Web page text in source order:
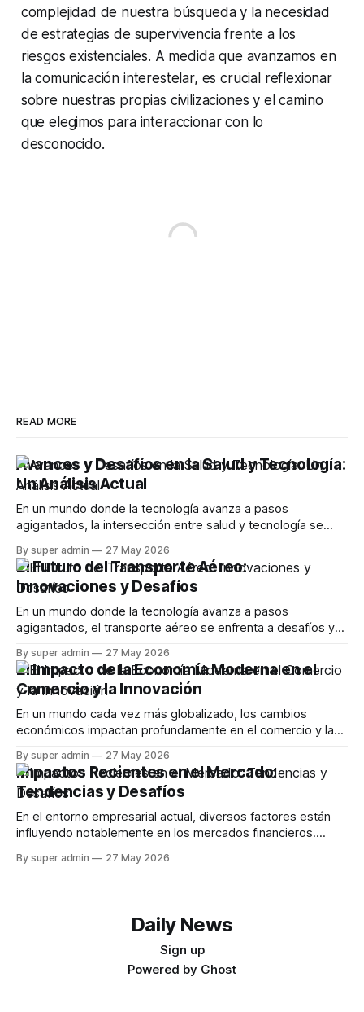
complejidad de nuestra búsqueda y la necesidad
de estrategias de supervivencia frente a los
riesgos existenciales. A medida que avanzamos en
la comunicación interestelar, es crucial reflexionar
sobre nuestras propias civilizaciones y el camino
que elegimos para interaccionar con lo
desconocido.
READ MORE
Avances y Desafíos en la Salud y Tecnología:
Un Análisis Actual
En un mundo donde la tecnología avanza a pasos
agigantados, la intersección entre salud y tecnología se
desarrollos recientes en aplicaciones de salud, desafíos
que enfrentan los usuarios y las controversias que emergen
By super admin 27 May 2026
El Futuro del Transporte Aéreo:
Innovaciones y Desafíos
En un mundo donde la tecnología avanza a pasos
agigantados, el transporte aéreo se enfrenta a desafíos y
innovaciones más recientes en la industria de la aviación,
incluyendo avances en Wi-Fi, sostenibilidad y las
implicaciones de la IA en el futuro de los
By super admin 27 May 2026
El Impacto de la Economía Moderna en el
Comercio y la Innovación
En un mundo cada vez más globalizado, los cambios
económicos impactan profundamente en el comercio y la
actuales en la economía están afectando la forma en que
las empresas operan, desde la tecnología hasta la
sostenibilidad. La Influencia de la Tecnología en el
By super admin 27 May 2026
Impactos Recientes en el Mercado:
Tendencias y Desafíos
En el entorno empresarial actual, diversos factores están
influyendo notablemente en los mercados financieros.
hasta las fluctuaciones en el sector minorista, cada aspecto
consecuencias. Efectos del
By super admin 27 May 2026
Daily News
Sign up
Powered by Ghost